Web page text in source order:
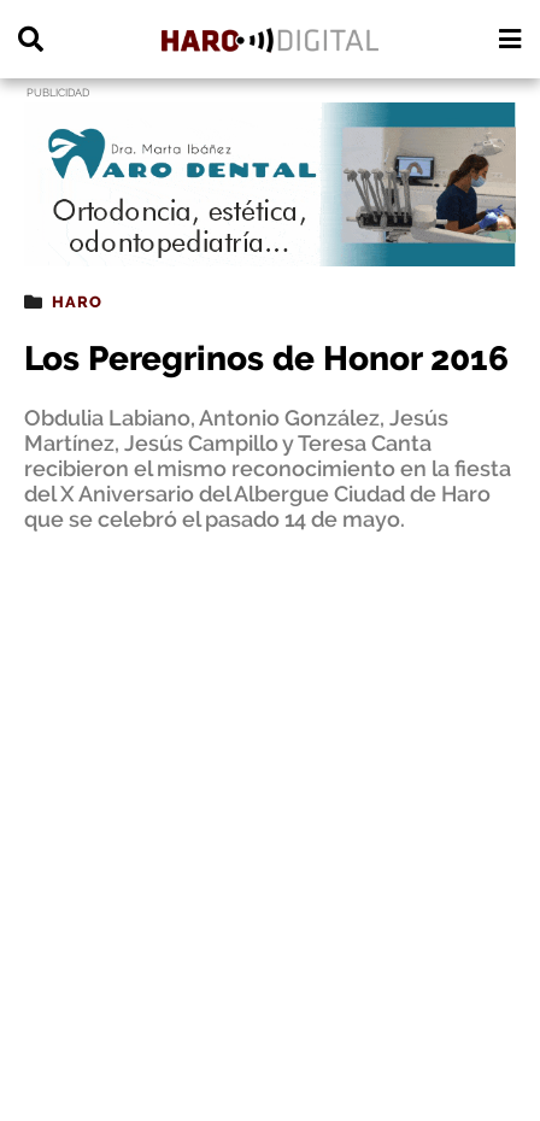
PUBLICIDAD
HARO
Los Peregrinos de Honor 2016
Obdulia Labiano, Antonio González, Jesús
Martínez, Jesús Campillo y Teresa Canta
recibieron el mismo reconocimiento en la fiesta
del X Aniversario del Albergue Ciudad de Haro
que se celebró el pasado 14 de mayo.